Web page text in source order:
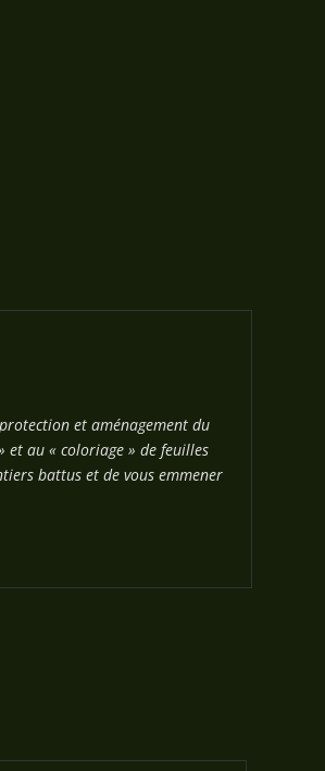
et aménagement du
et au « coloriage » de feuilles
battus et de vous emmener